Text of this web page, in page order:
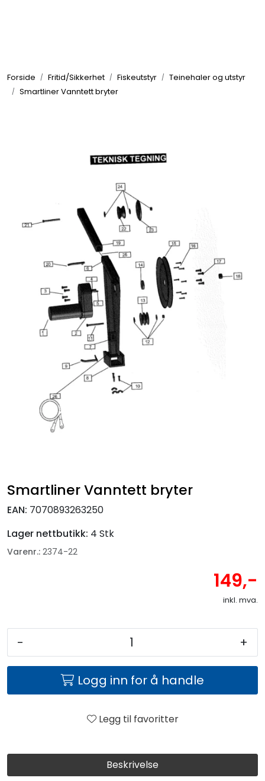
Forside Fritid/Sikkerhet Fiskeutstyr
Teinehaler og utstyr
Smartliner Vanntett bryter
Beskrivelse
Smartliner Vanntett bryter
EAN: 7070893263250
Lager nettbutikk: 4 Stk
Varenr.: 2374-22
149,-
inkl. mva.
- +
Logg inn for å handle
Legg til favoritter
Elektrisk
Motor/Styring
Fortøyning
Fritid/Sikkerhet
Båtpleie/Opplag
Nyheter